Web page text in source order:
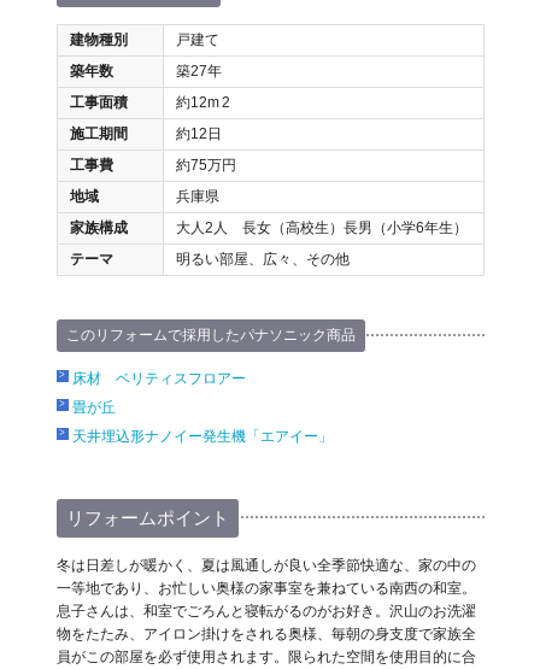
建物種別
戸建て
築年数
築27年
工事面積
約12m2
施工期間
約12日
工事費
約75万円
地域
兵庫県
家族構成
大人2人 長女（高校生）長男（小学6年生）
テーマ
明るい部屋、広々、その他
このリフォームで採用したパナソニック商品
床材 ベリティスフロアー
畳が丘
天井埋込形ナノイー発生機「エアイー」
リフォームポイント
冬は日差しが暖かく、夏は風通しが良い全季節快適な、家の中の
一等地であり、お忙しい奥様の家事室を兼ねている南西の和室。
息子さんは、和室でごろんと寝転がるのがお好き。沢山のお洗濯
物をたたみ、アイロン掛けをされる奥様、毎朝の身支度で家族全
員がこの部屋を必ず使用されます。限られた空間を使用目的に合